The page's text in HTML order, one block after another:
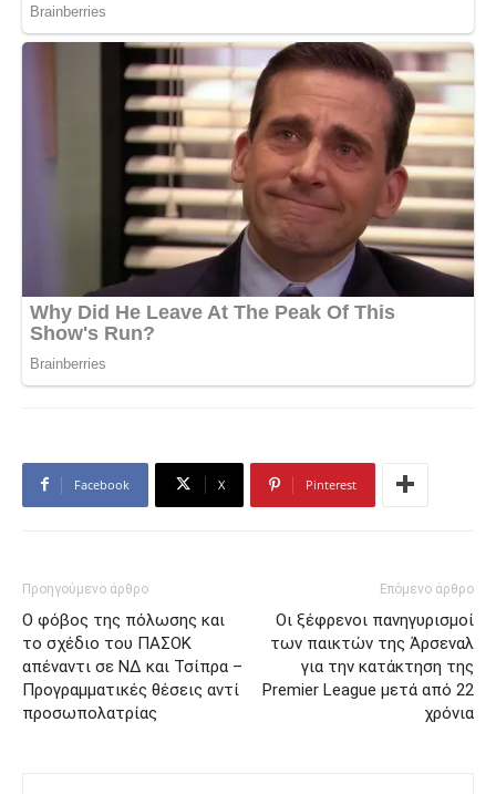
Facebook X Pinterest
Προηγούμενο άρθρο
Ο φόβος της πόλωσης και
το σχέδιο του ΠΑΣΟΚ
απέναντι σε ΝΔ και Τσίπρα –
Προγραμματικές θέσεις αντί
προσωπολατρίας
Επόμενο άρθρο
Οι ξέφρενοι πανηγυρισμοί
των παικτών της Άρσεναλ
για την κατάκτηση της
Premier League μετά από 22
χρόνια